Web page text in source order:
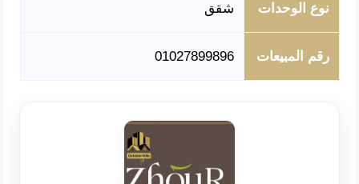
نوع الوحدات شقق
رقم المبيعات 01027899896